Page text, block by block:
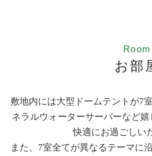
Room
お部
敷地内には大型ドームテントが7
ネラルウォーターサーバーなど嬉
快適にお過ごしい
また、7室全てが異なるテーマに